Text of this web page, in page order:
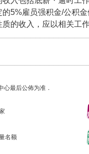
5%雇员强积金/公积
的收入，应以相关工
心最后公佈为准．
名额